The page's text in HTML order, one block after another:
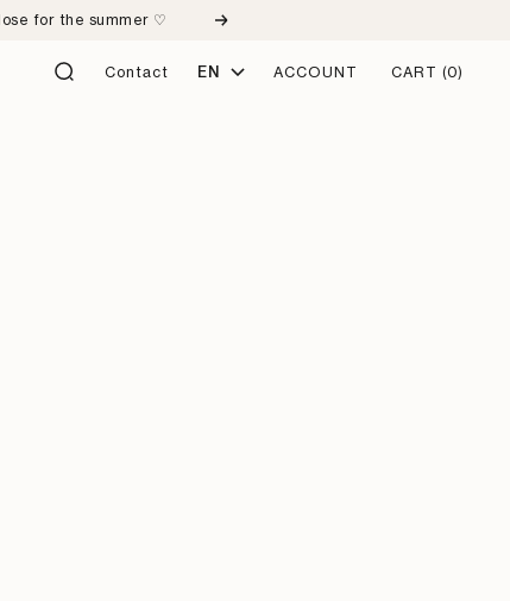
for the summer ♡ Next
Contact Language
EN ACCOUNT CART (0)